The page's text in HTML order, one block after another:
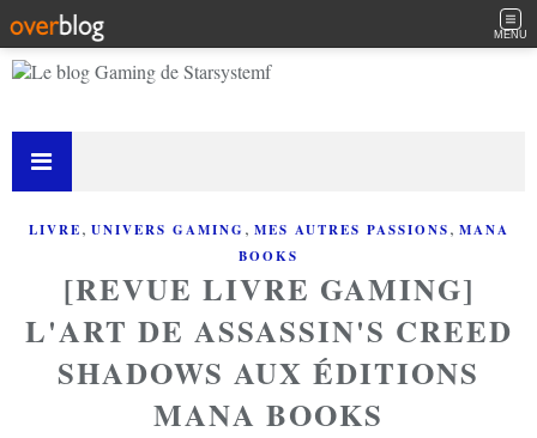
MENU
LIVRE, UNIVERS GAMING , MES AUTRES PASSIONS, MANA
BOOKS
[REVUE LIVRE GAMING]
L'ART DE ASSASSIN'S CREED
SHADOWS AUX ÉDITIONS
MANA BOOKS